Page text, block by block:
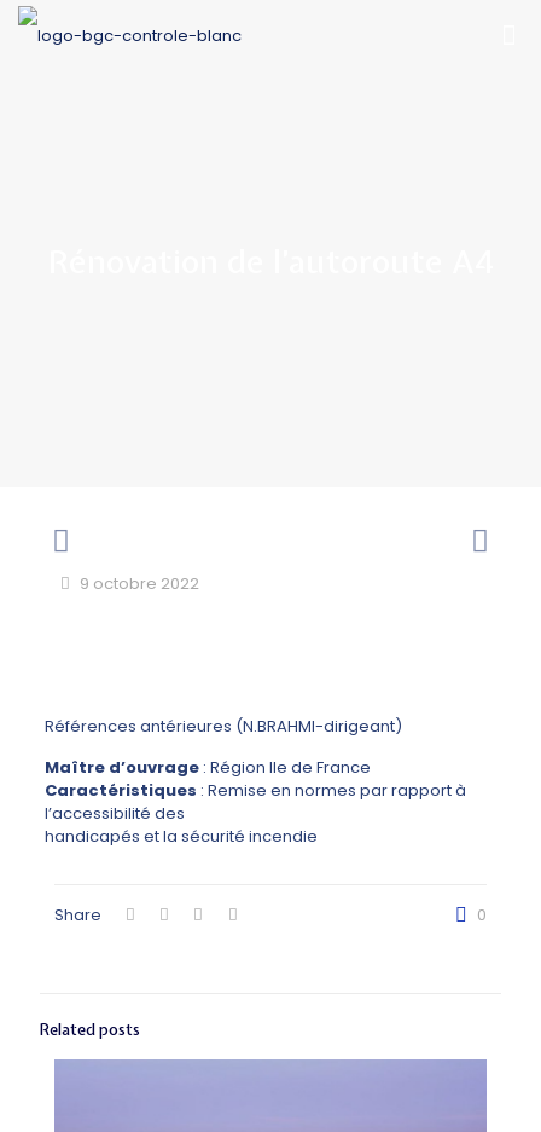
9 octobre 2022
Références antérieures (N.BRAHMI-dirigeant)
Maître d’ouvrage: Région Ile de France
Caractéristiques : Remise en normes par rapport à
l’accessibilité des
handicapés et la sécurité incendie
Share 0
Related posts